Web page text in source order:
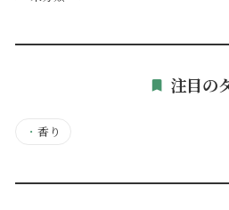
注目の
・ 香り